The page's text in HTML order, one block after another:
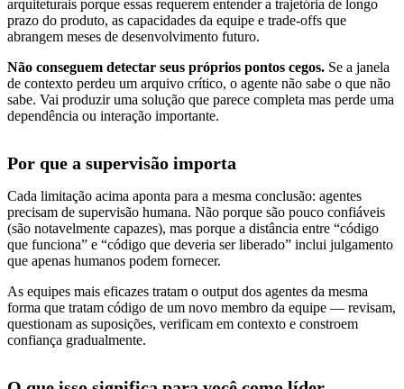
arquiteturais porque essas requerem entender a trajetória de longo
prazo do produto, as capacidades da equipe e trade-offs que
abrangem meses de desenvolvimento futuro.
Não conseguem detectar seus próprios pontos cegos. Se a janela
de contexto perdeu um arquivo crítico, o agente não sabe o que não
sabe. Vai produzir uma solução que parece completa mas perde uma
dependência ou interação importante.
Por que a supervisão importa
Cada limitação acima aponta para a mesma conclusão: agentes
precisam de supervisão humana. Não porque são pouco confiáveis
(são notavelmente capazes), mas porque a distância entre “código
que funciona” e “código que deveria ser liberado” inclui julgamento
que apenas humanos podem fornecer.
As equipes mais eficazes tratam o output dos agentes da mesma
forma que tratam código de um novo membro da equipe — revisam,
questionam as suposições, verificam em contexto e constroem
confiança gradualmente.